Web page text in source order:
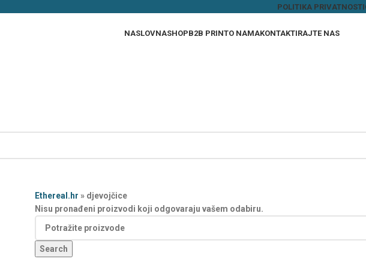
POLITIKA PRIVATNOSTI
NASLOVNASHOPB2B PRINTO NAMAKONTAKTIRAJTE NAS
Ethereal.hr » djevojčice
Nisu pronađeni proizvodi koji odgovaraju vašem odabiru.
Search